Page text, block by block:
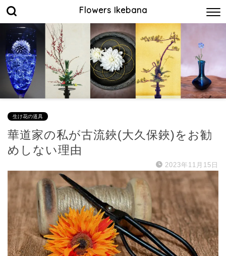
Flowers Ikebana
生け花の道具
華道家の私が古流鋏(大久保鋏)をお勧
めしない理由
2023年11月15日